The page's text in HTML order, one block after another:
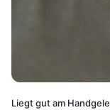
Liegt gut am